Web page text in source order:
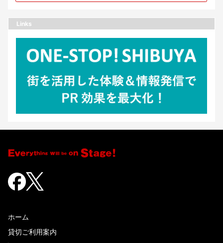
Links
ホーム
貸切ご利用案内